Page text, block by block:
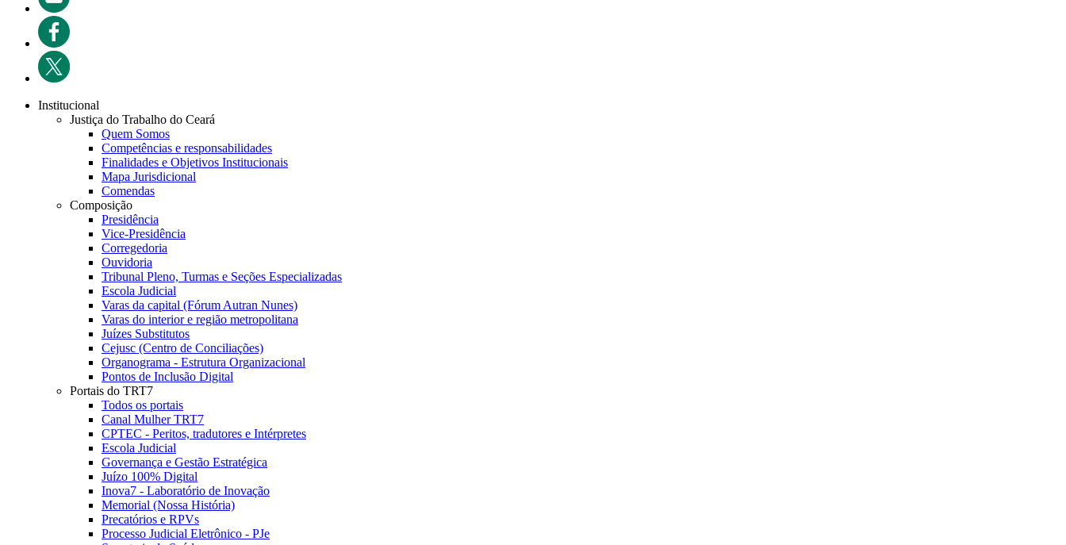
Institucional
Justiça do Trabalho do Ceará
Quem Somos
Competências e responsabilidades
Finalidades e Objetivos Institucionais
Mapa Jurisdicional
Comendas
Composição
Presidência
Vice-Presidência
Corregedoria
Ouvidoria
Tribunal Pleno, Turmas e Seções Especializadas
Escola Judicial
Varas da capital (Fórum Autran Nunes)
Varas do interior e região metropolitana
Juízes Substitutos
Cejusc (Centro de Conciliações)
Organograma - Estrutura Organizacional
Pontos de Inclusão Digital
Portais do TRT7
Todos os portais
Canal Mulher TRT7
CPTEC - Peritos, tradutores e Intérpretes
Escola Judicial
Governança e Gestão Estratégica
Juízo 100% Digital
Inova7 - Laboratório de Inovação
Memorial (Nossa História)
Precatórios e RPVs
Processo Judicial Eletrônico - PJe